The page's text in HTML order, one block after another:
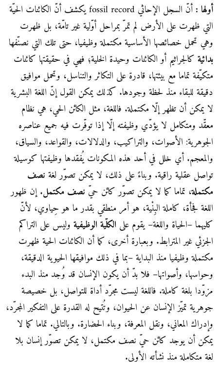
أولها :
أنّ السجل الإحاثي fossil record يكشف أنّ الكائنات الحيّة
التي ظهرت على الأرض لم تمرّ بمراحل أوّلية غير تامّة، بل ظهرت
وهي تحمل خصائصها الأساسية مكتملة وظيفيا، حتى تلك التي نصنّفها
بدائيةكالجراثيم أو الكائنات وحيدة الخلية؛ فهي في حقيقتها كائنات
متكيّفة تماما مع بيئتها، قادرة على التكاثر والتناسل، وتحمل موافيق
دقيقة للبقاء منذ لحظة وجودها. كذلك يمكن القول إنّ اللغة البشرية
لا يمكن أن تظهر إلّا مكتملة. فاللغة، مثل الكائن الحي، هي نظام
معقّد ومتكامل لا يؤدّي وظيفته إلّا إذا توفّرت فيه جميع عناصره
الجوهرية: الأصوات، والتراكيب، والدلالات، والقواعد، والسياق،
والمعجم. أي خلل في أحد هذه المكونات يُفقدها وظيفتها كوسيلة
تواصل عقلية راقية. وبناءً على ذلك، لا يمكن تصوّر لغةنصف
مكتملة، تماما كما لا يمكن تصوّر كائن حيّ نصف مكتمل. إن ظهور
اللغة فجأة، كاملة البِنْية، هو أمر منطقي بقدر ما هو حِياوي، لأنّ
كليهما –الحياة واللغة– يقوم على الكلّية الوظيفيةوليس على التراكم
الجزئي غير المترابط. وبعبارة أخرى، كما أن الكائنات الحية ظهرت
مكتملة وظيفيا منذ البداية –بما في ذلك موافيقها الحيوية الدقيقة،
وحواسها، وأصواتها– فلا بدّ أن يكون الإنسان قد وُجد منذ البدء
مزوّدا بلغة كاملة. فاللغة ليست مجرّد أداة للتواصل، بل خصيصة
جوهرية تميّز الإنسان عن الحيوان، وتُتيح له القدرة على التفكير المجرّد،
وإدراك المعاني، ونقل المعرفة، وبناء الحضارة. وبالتالي. تماما كما لا
يمكن أن يوجد كائن حيّ نصف مكتمل، لا يمكن تصوّر إنسان بلا
لغة متكاملة منذ نشأته الأولى.